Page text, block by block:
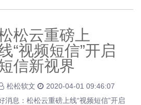
松云重磅上
“视频短信”开启
信新视界
松松软文
2020-04-01 09:46:07
消息：松松云重磅上线“视频短信”开启